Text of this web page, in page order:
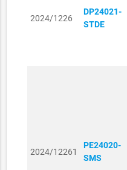
2024/1226
DP24021-
STDE
2024/12261
PE24020-
SMS